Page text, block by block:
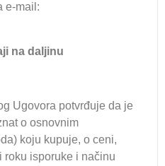
e-mail:
na daljinu
Ugovora potvrđuje da je
o osnovnim
koju kupuje, o ceni,
roku isporuke i načinu